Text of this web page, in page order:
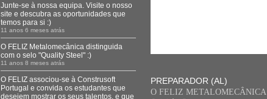
Junte-se à nossa equipa. Visite o nosso
site e descubra as oportunidades que
temos para si :)
11 anos 6 meses atrás
O FELIZ Metalomecânica distinguida
com o selo "Quality Steel" :)
11 anos 8 meses atrás
O FELIZ associou-se à Construsoft
Portugal e convida os estudantes que
desejem mostrar os seus talentos, e que
PREPARADOR (AL)
O FELIZ METALOMECÂNICA